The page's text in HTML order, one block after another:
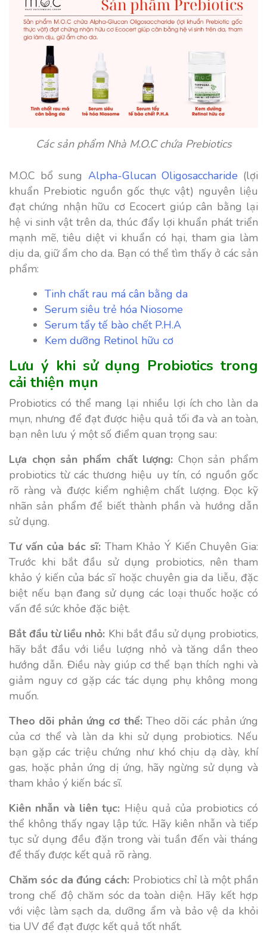
Các sản phẩm Nhà M.O.C chứa Prebiotics
M.O.C bổ sung Alpha-Glucan Oligosaccharide (lợi
khuẩn Prebiotic nguồn gốc thực vật) nguyên liệu
đạt chứng nhận hữu cơ Ecocert giúp cân bằng lại
hệ vi sinh vật trên da, thúc đẩy lợi khuẩn phát triển
mạnh mẽ, tiêu diệt vi khuẩn có hại, tham gia làm
dịu da, giữ ẩm cho da. Bạn có thể tìm thấy ở các sản
phẩm:
Tinh chất rau má cân bằng da
Serum siêu trẻ hóa Niosome
Serum tẩy tế bào chết P.H.A
Kem dưỡng Retinol hữu cơ
Lưu ý khi sử dụng Probiotics trong
cải thiện mụn
Probiotics có thể mang lại nhiều lợi ích cho làn da
mụn, nhưng để đạt được hiệu quả tối đa và an toàn,
bạn nên lưu ý một số điểm quan trọng sau:
Lựa chọn sản phẩm chất lượng: Chọn sản phẩm
probiotics từ các thương hiệu uy tín, có nguồn gốc
rõ ràng và được kiểm nghiệm chất lượng. Đọc kỹ
nhãn sản phẩm để biết thành phần và hướng dẫn
sử dụng.
Tư vấn của bác sĩ: Tham Khảo Ý Kiến Chuyên Gia:
Trước khi bắt đầu sử dụng probiotics, nên tham
khảo ý kiến của bác sĩ hoặc chuyên gia da liễu, đặc
biệt nếu bạn đang sử dụng các loại thuốc hoặc có
vấn đề sức khỏe đặc biệt.
Bắt đầu từ liều nhỏ: Khi bắt đầu sử dụng probiotics,
hãy bắt đầu với liều lượng nhỏ và tăng dần theo
hướng dẫn. Điều này giúp cơ thể bạn thích nghi và
giảm nguy cơ gặp các tác dụng phụ không mong
muốn.
Theo dõi phản ứng cơ thể: Theo dõi các phản ứng
của cơ thể và làn da khi sử dụng probiotics. Nếu
bạn gặp các triệu chứng như khó chịu dạ dày, khí
gas, hoặc phản ứng dị ứng, hãy ngừng sử dụng và
tham khảo ý kiến bác sĩ.
Kiên nhẫn và liên tục: Hiệu quả của probiotics có
thể không thấy ngay lập tức. Hãy kiên nhẫn và tiếp
tục sử dụng đều đặn trong vài tuần đến vài tháng
để thấy được kết quả rõ ràng.
Chăm sóc da đúng cách: Probiotics chỉ là một phần
trong chế độ chăm sóc da toàn diện. Hãy kết hợp
với việc làm sạch da, dưỡng ẩm và bảo vệ da khỏi
tia UV để đạt được kết quả tốt nhất.